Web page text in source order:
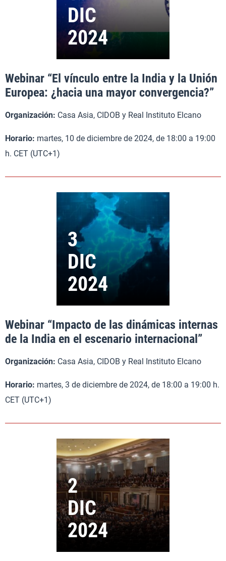
Webinar “El vínculo entre la India y la Unión
Europea: ¿hacia una mayor convergencia?”
Organización: Casa Asia, CIDOB y Real Instituto Elcano
Horario: martes, 10 de diciembre de 2024, de 18:00 a 19:00
h. CET (UTC+1)
Webinar “Impacto de las dinámicas internas
de la India en el escenario internacional”
Organización: Casa Asia, CIDOB y Real Instituto Elcano
Horario: martes, 3 de diciembre de 2024, de 18:00 a 19:00 h.
CET (UTC+1)